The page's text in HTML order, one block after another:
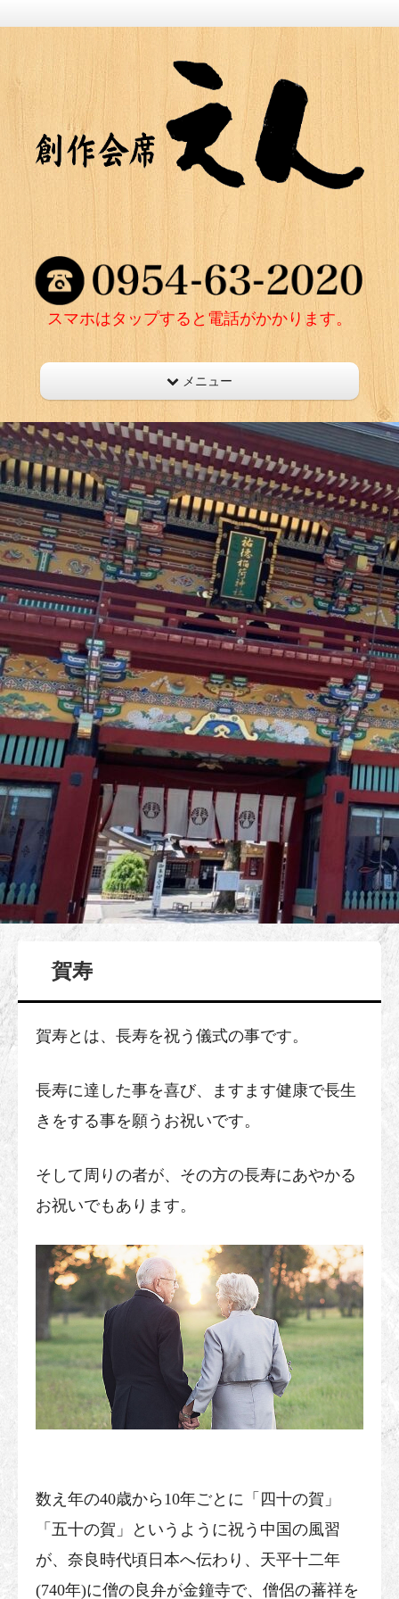
スマホはタップすると電話がかかります。
メニュー
賀寿
賀寿とは、長寿を祝う儀式の事です。
長寿に達した事を喜び、ますます健康で長生
きをする事を願うお祝いです。
そして周りの者が、その方の長寿にあやかる
お祝いでもあります。
数え年の40歳から10年ごとに「四十の賀」
「五十の賀」というように祝う中国の風習
が、奈良時代頃日本へ伝わり、天平十二年
(740年)に僧の良弁が金鐘寺で、僧侶の蕃祥を